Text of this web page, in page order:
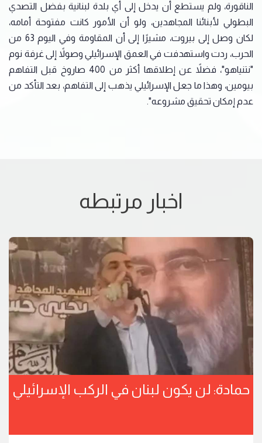
الناقورة، ولم يستطع أن يدخل إلى أي بلدة لبنانية بفضل التصدي
البطولي لأبنائنا المجاهدين، ولو أن الأمور كانت مفتوحة أمامه،
لكان وصل إلى بيروت، مشيرًا إلى أن المقاومة وفي اليوم 63 من
الحرب، ردت واستهدفت في العمق الإسرائيلي وصولاً إلى غرفة نوم
"نتنياهو"، فضلاً عن إطلاقها أكثر من 400 صاروخ قبل التفاهم
بيومين، وهذا ما جعل الإسرائيلي يذهب إلى التفاهم، بعد التأكد من
عدم إمكان تحقيق مشروعه".
اخبار مرتبطه
حمادة: لن يكون لبنان في الركب الإسرائيلي